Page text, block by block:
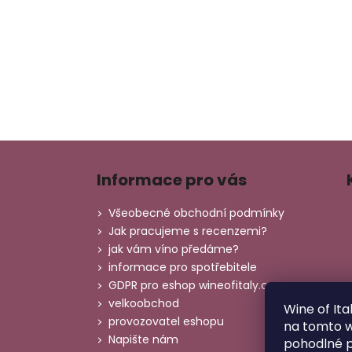
Wine of
na tomto
pohodlné
Z
Informace pro vás
Všeobecné obchodní podmínky
Jak pracujeme s recenzemi?
jak vám víno předáme?
informace pro spotřebitele
GDPR pro eshop wineofitaly.cz
velkoobchod
provozovatel eshopu
Napište nám